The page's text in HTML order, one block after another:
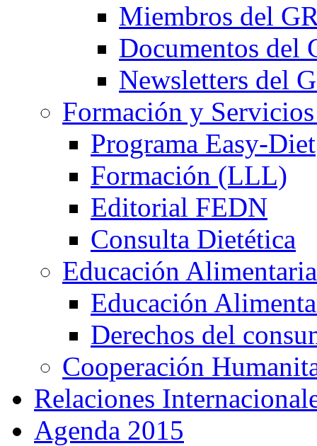
Miembros del
Documentos del
Newsletters del
Formación y
Programa Easy-Diet
Formación (LLL)
Editorial FEDN
Consulta Dietética
Educación Alimentaria
Educación
Derechos del
Cooperación
Relaciones
Agenda 2015